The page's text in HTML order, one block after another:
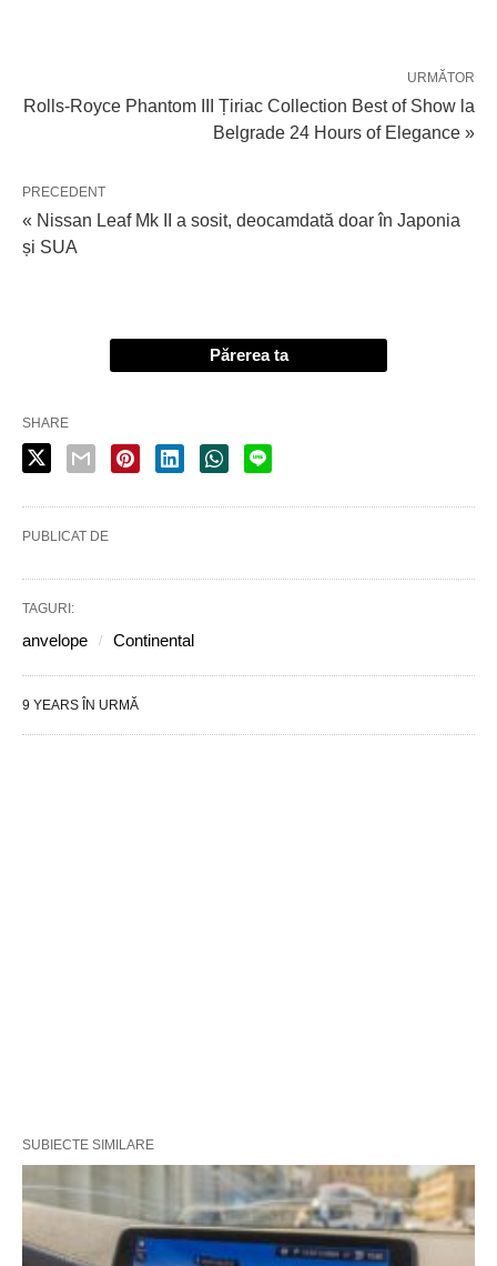
URMĂTOR
Rolls-Royce Phantom III Țiriac Collection Best of Show la
Belgrade 24 Hours of Elegance »
PRECEDENT
« Nissan Leaf Mk II a sosit, deocamdată doar în Japonia
și SUA
Părerea ta
SHARE
PUBLICAT DE
TAGURI:
anvelope Continental
9 YEARS ÎN URMĂ
SUBIECTE SIMILARE